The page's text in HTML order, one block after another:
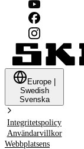
Europe
Swedish
Svenska
Integritetspolicy
Användarvillkor
Webbplatsens